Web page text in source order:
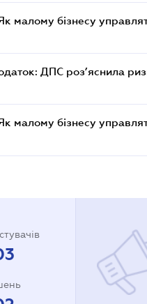
малому бізнесу
ДПС роз’яснила
малому бізнесу